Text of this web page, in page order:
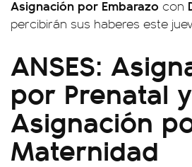
Asignación por Embarazo con
percibirán sus haberes este
ANSES:
por Prenatal y
Asignación
Maternidad